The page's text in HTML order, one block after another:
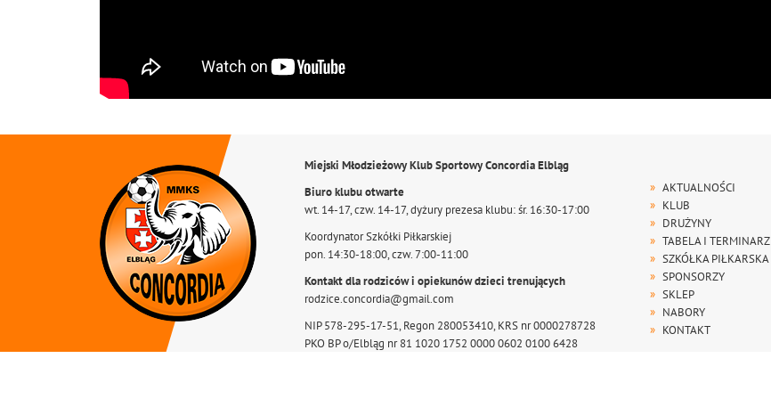
Miejski Młodzieżowy Klub Sportowy Concordia Elbląg
Biuro klubu otwarte
wt. 14-17, czw. 14-17, dyżury prezesa klubu: śr. 16:30-17:00
Koordynator Szkółki Piłkarskiej
pon. 14:30-18:00, czw. 7:00-11:00
Kontakt dla rodziców i opiekunów dzieci trenujących
rodzice.concordia@gmail.com
NIP 578-295-17-51, Regon 280053410, KRS nr 0000278728
PKO BP o/Elbląg nr 81 1020 1752 0000 0602 0100 6428
AKTUALNOŚCI
KLUB
DRUŻYNY
TABELA I TERMINARZ
SZKÓŁKA PIŁKARSKA
SPONSORZY
SKLEP
NABORY
KONTAKT